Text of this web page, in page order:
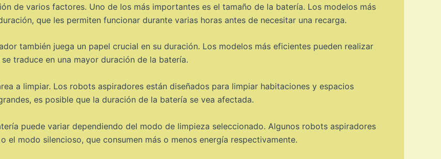
de varios factores. Uno de los más importantes es el tamaño de la batería. Los modelos más
que les permiten funcionar durante varias horas antes de necesitar una recarga.
también juega un papel crucial en su duración. Los modelos más eficientes pueden realizar
traduce en una mayor duración de la batería.
a limpiar. Los robots aspiradores están diseñados para limpiar habitaciones y espacios
es posible que la duración de la batería se vea afectada.
puede variar dependiendo del modo de limpieza seleccionado. Algunos robots aspiradores
modo silencioso, que consumen más o menos energía respectivamente.